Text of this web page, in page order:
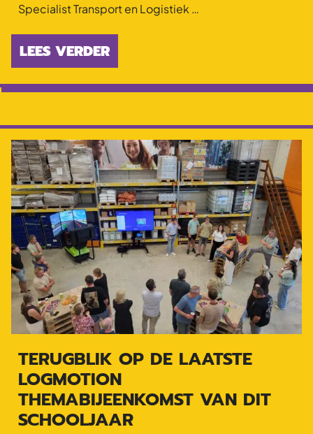
Specialist Transport en Logistiek …
LEES VERDER
TERUGBLIK OP DE LAATSTE
LOGMOTION
THEMABIJEENKOMST VAN DIT
SCHOOLJAAR